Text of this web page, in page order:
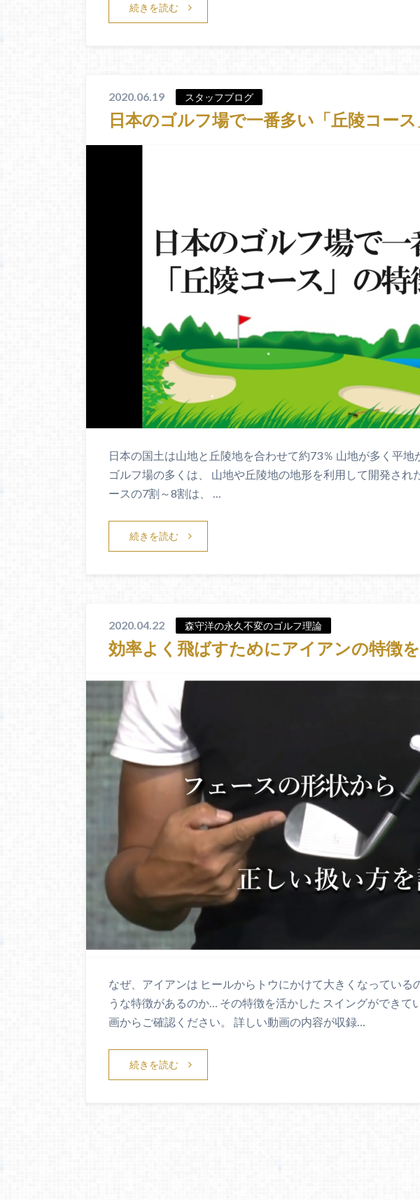
続きを読む
2020.06.19 スタッフブログ
日本のゴルフ場で一番多い「丘陵コー
日本の国土は山地と丘陵地を合わせて約73％ 山地が多く平
ゴルフ場の多くは、 山地や丘陵地の地形を利用して開発さ
ースの7割～8割は、 …
続きを読む
2020.04.22 森守洋の永久不変のゴルフ理論
効率よく飛ばすためにアイアンの特徴
なぜ、アイアンは ヒールからトウにかけて大きくなっている
うな特徴があるのか… その特徴を活かした スイングができて
画からご確認ください。 詳しい動画の内容が収録…
続きを読む